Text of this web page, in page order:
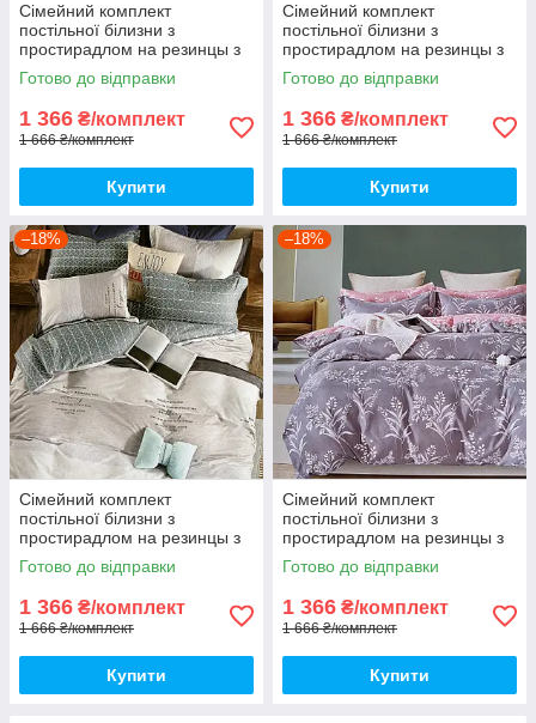
Сімейний комплект
постільної білизни з
простирадлом на резинцы з
фланелі, дві підковдри
Готово до відправки
1 366 ₴/комплект
1 666 ₴/комплект
Купити
Сімейний комплект
постільної білизни з
простирадлом на резинцы з
фланелі, дві підковдри
Готово до відправки
1 366 ₴/комплект
1 666 ₴/комплект
Купити
–18%
Сімейний комплект
постільної білизни з
простирадлом на резинцы з
фланелі, дві підковдри
Готово до відправки
1 366 ₴/комплект
1 666 ₴/комплект
Купити
–18%
Сімейний комплект
постільної білизни з
простирадлом на резинцы з
фланелі, дві підковдри
Готово до відправки
1 366 ₴/комплект
1 666 ₴/комплект
Купити